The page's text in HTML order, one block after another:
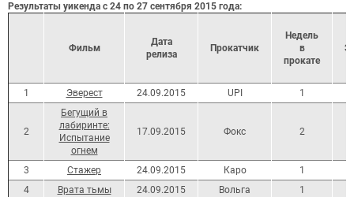
Результаты уикенда с 24 по 27 сентября 2015 года:
Фильм
Дата
релиза
Прокатчик
Недель
в
прокате
1 Эверест 24.09.2015 UPI 1
2
Бегущий в
лабиринте:
Испытание
огнем
17.09.2015 Фокс 2
3 Стажер 24.09.2015 Каро
1
4
Врата тьмы 24.09.2015 Вольга 1